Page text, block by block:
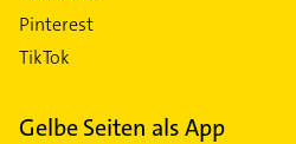
Pinterest
TikTok
Gelbe Seiten als App